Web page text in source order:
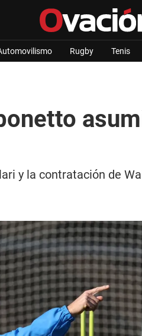
Rugby Tenis
y la contratación de